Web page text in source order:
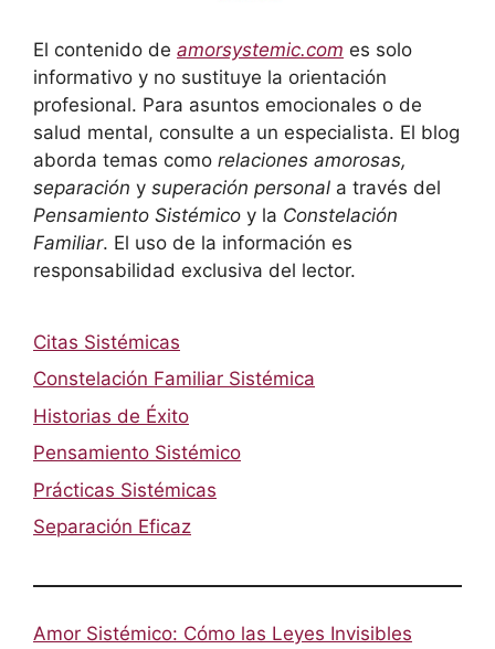
El contenido de amorsystemic.com es solo
informativo y no sustituye la orientación
profesional. Para asuntos emocionales o de
salud mental, consulte a un especialista. El blog
aborda temas como relaciones amorosas,
separación y superación personal a través del
Pensamiento Sistémico y la Constelación
Familiar. El uso de la información es
responsabilidad exclusiva del lector.
Citas Sistémicas
Constelación Familiar Sistémica
Historias de Éxito
Pensamiento Sistémico
Prácticas Sistémicas
Separación Eficaz
Amor Sistémico: Cómo las Leyes Invisibles